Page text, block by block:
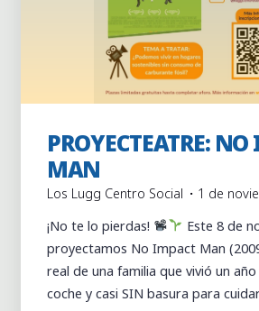
Actividades Actividades puntuales
PROYECTEATRE:
MAN
Los Lugg Centro Social
1 de
¡No te lo pierdas!
Este 8 de
proyectamos No Impact Man
real de una familia que vivió un año
coche y casi SIN basura para